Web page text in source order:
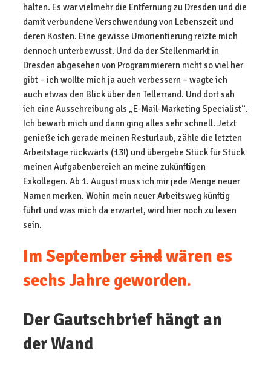
halten. Es war vielmehr die Entfernung zu Dresden und die
damit verbundene Verschwendung von Lebenszeit und
deren Kosten. Eine gewisse Umorientierung reizte mich
dennoch unterbewusst. Und da der Stellenmarkt in
Dresden abgesehen von Programmierern nicht so viel her
gibt – ich wollte mich ja auch verbessern – wagte ich
auch etwas den Blick über den Tellerrand. Und dort sah
ich eine Ausschreibung als „E-Mail-Marketing Specialist“.
Ich bewarb mich und dann ging alles sehr schnell. Jetzt
genieße ich gerade meinen Resturlaub, zähle die letzten
Arbeitstage rückwärts (13!) und übergebe Stück für Stück
meinen Aufgabenbereich an meine zukünftigen
Exkollegen. Ab 1. August muss ich mir jede Menge neuer
Namen merken. Wohin mein neuer Arbeitsweg künftig
führt und was mich da erwartet, wird hier noch zu lesen
sein.
Im Septembersindwären es
sechs Jahre geworden.
Der Gautschbrief hängt an
der Wand